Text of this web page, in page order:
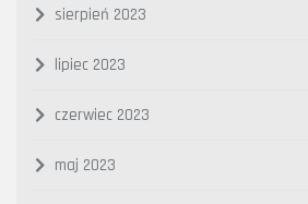
sierpień 2023
lipiec 2023
czerwiec 2023
maj 2023